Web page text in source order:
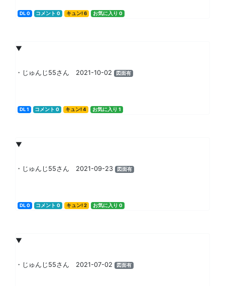
DL 0 コメント 0 キュン! 6 お気に入り 0
▼
・じゅんじ55さん 2021-10-02 図面有
DL 1 コメント 0 キュン! 4 お気に入り 1
▼
・じゅんじ55さん 2021-09-23 図面有
DL 0 コメント 0 キュン! 2 お気に入り 0
▼
・じゅんじ55さん 2021-07-02 図面有